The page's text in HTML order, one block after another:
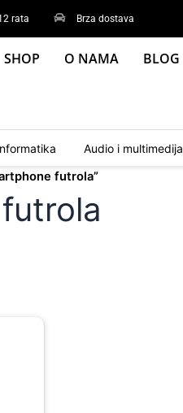
rata Brza dostava
SHOP O NAMA BLOG
Audio i multimedija
futrola”